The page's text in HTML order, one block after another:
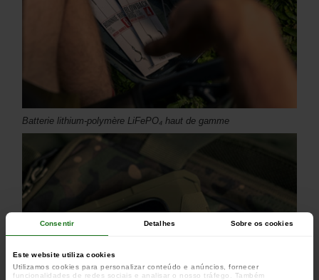
Consentir Detalhes Sobre os cookies
Este website utiliza cookies
Utilizamos cookies para personalizar conteúdo e anúncios, fornecer
funcionalidades de redes sociais e analisar o nosso tráfego. Também
Batterie lithium-polymère LiFePO₄ haut de gamme